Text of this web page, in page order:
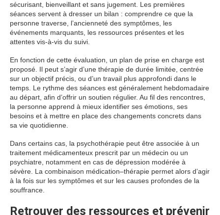
sécurisant, bienveillant et sans jugement. Les premières
séances servent à dresser un bilan : comprendre ce que la
personne traverse, l’ancienneté des symptômes, les
événements marquants, les ressources présentes et les
attentes vis-à-vis du suivi.
En fonction de cette évaluation, un plan de prise en charge est
proposé. Il peut s’agir d’une thérapie de durée limitée, centrée
sur un objectif précis, ou d’un travail plus approfondi dans le
temps. Le rythme des séances est généralement hebdomadaire
au départ, afin d’offrir un soutien régulier. Au fil des rencontres,
la personne apprend à mieux identifier ses émotions, ses
besoins et à mettre en place des changements concrets dans
sa vie quotidienne.
Dans certains cas, la psychothérapie peut être associée à un
traitement médicamenteux prescrit par un médecin ou un
psychiatre, notamment en cas de dépression modérée à
sévère. La combinaison médication–thérapie permet alors d’agir
à la fois sur les symptômes et sur les causes profondes de la
souffrance.
Retrouver des ressources et prévenir